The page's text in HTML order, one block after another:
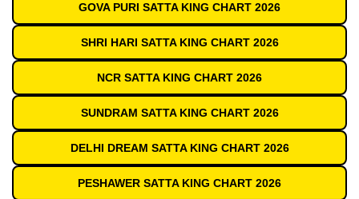
GOVA PURI SATTA KING CHART 2026
SHRI HARI SATTA KING CHART 2026
NCR SATTA KING CHART 2026
SUNDRAM SATTA KING CHART 2026
DELHI DREAM SATTA KING CHART 2026
PESHAWER SATTA KING CHART 2026